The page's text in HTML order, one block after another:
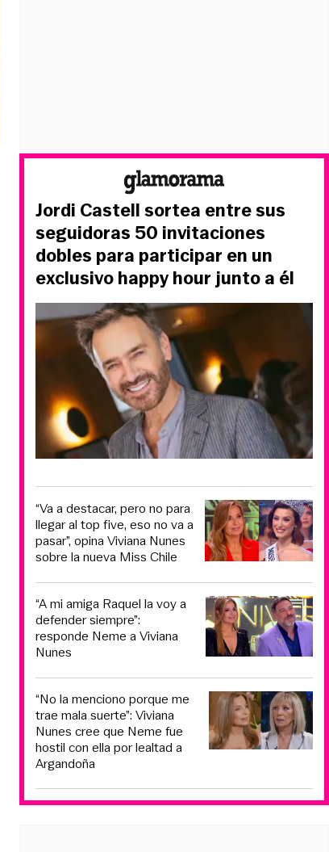
Jordi Castell sortea entre sus
seguidoras 50 invitaciones
dobles para participar en un
exclusivo happy hour junto a él
“Va a destacar, pero no para
llegar al top five, eso no va a
pasar”, opina Viviana Nunes
sobre la nueva Miss Chile
“A mi amiga Raquel la voy a
defender siempre”:
responde Neme a Viviana
Nunes
“No la menciono porque me
trae mala suerte”: Viviana
Nunes cree que Neme fue
hostil con ella por lealtad a
Argandoña